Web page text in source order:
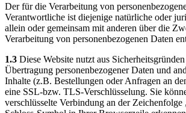
Der für die Verarbeitung von
Verantwortliche ist diejenige natürliche oder
allein oder gemeinsam mit anderen über die
Verarbeitung von personenbezogenen Daten
1.3 Diese Website nutzt aus
Übertragung personenbezogener Daten und
Inhalte (z.B. Bestellungen oder Anfragen an
eine SSL-bzw. TLS-Verschlüsselung. Sie
verschlüsselte Verbindung an der Zeichenfolge